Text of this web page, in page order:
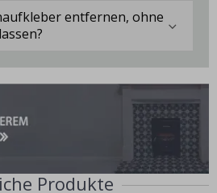
entfernen, ohne
Produkte